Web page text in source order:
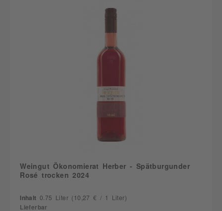
Weingut Ökonomierat Herber - Spätburgunder
Rosé trocken 2024
Inhalt 0.75 Liter (10,27 € / 1 Liter)
Lieferbar